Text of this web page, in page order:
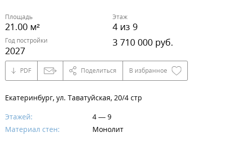
Площадь
21.00 м²
Этаж
4 из 9
Год постройки
2027
3 710 000 руб.
PDF Поделиться В избранное
Екатеринбург, ул. Таватуйская, 20/4 стр
Этажей:
4 — 9
Материал стен:
Монолит